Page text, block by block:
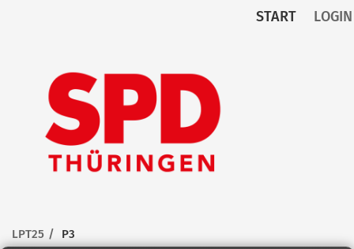
START LOGIN
Startseite
LPT25
P3